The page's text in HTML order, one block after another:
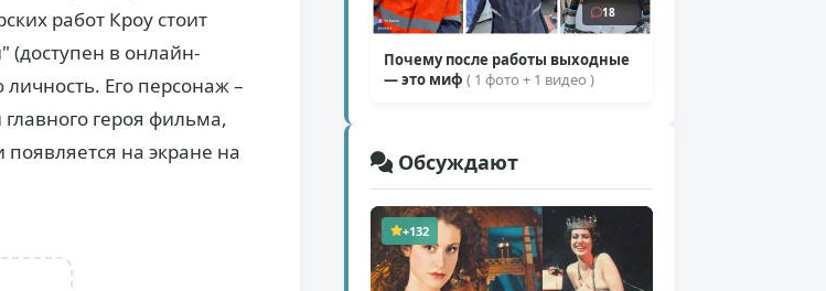
работ Кроу стоит
(доступен в онлайн-
Его персонаж –
героя фильма,
на экране на
18
Почему после работы выходные
— это миф ( 1 фото + 1 видео )
Обсуждают
+132